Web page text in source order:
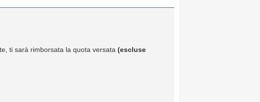
ti sarà rimborsata la quota versata (escluse